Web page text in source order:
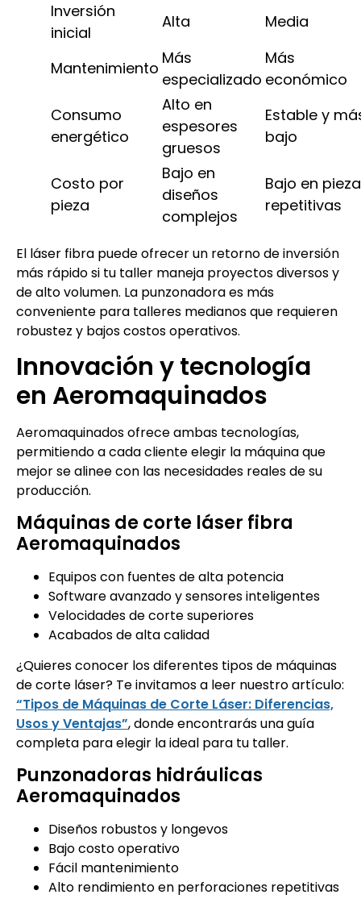
Inversión
inicial
Alta Media
Mantenimiento
Más
especializado
Más
económico
Consumo
energético
Alto en
espesores
gruesos
Estable y
bajo
Costo por
pieza
Bajo en
diseños
complejos
Bajo en
repetitivas
El láser fibra puede ofrecer un retorno de inversión
más rápido si tu taller maneja proyectos diversos y
de alto volumen. La punzonadora es más
conveniente para talleres medianos que requieren
robustez y bajos costos operativos.
Innovación y tecnología
en Aeromaquinados
Aeromaquinados ofrece ambas tecnologías,
permitiendo a cada cliente elegir la máquina que
mejor se alinee con las necesidades reales de su
producción.
Máquinas de corte láser fibra
Aeromaquinados
Equipos con fuentes de alta potencia
Software avanzado y sensores inteligentes
Velocidades de corte superiores
Acabados de alta calidad
¿Quieres conocer los diferentes tipos de máquinas
de corte láser? Te invitamos a leer nuestro artículo:
“Tipos de Máquinas de Corte Láser: Diferencias,
Usos y Ventajas”, donde encontrarás una guía
completa para elegir la ideal para tu taller.
Punzonadoras hidráulicas
Aeromaquinados
Diseños robustos y longevos
Bajo costo operativo
Fácil mantenimiento
Alto rendimiento en perforaciones repetitivas